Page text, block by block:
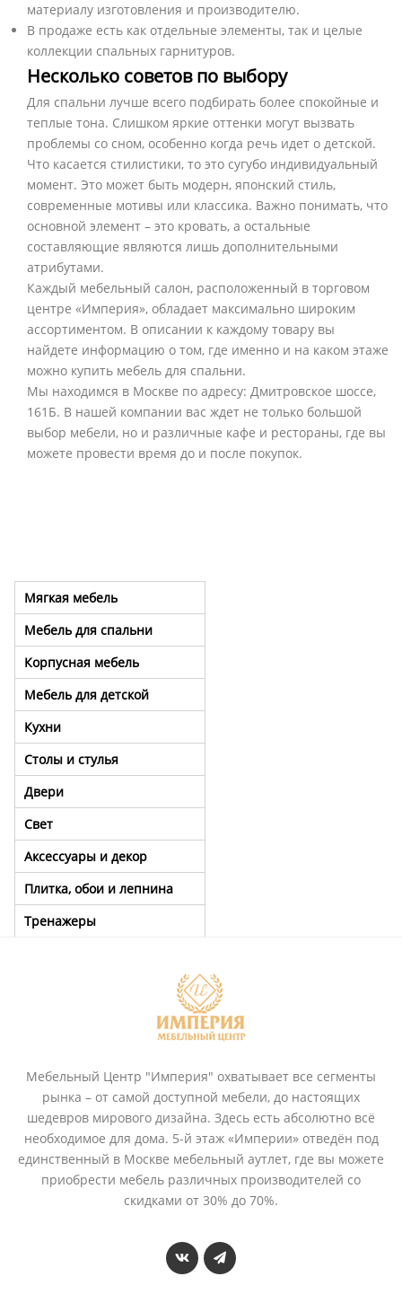
материалу изготовления и производителю.
В продаже есть как отдельные элементы, так и целые
коллекции спальных гарнитуров.
Несколько советов по выбору
Для спальни лучше всего подбирать более спокойные и
теплые тона. Слишком яркие оттенки могут вызвать
проблемы со сном, особенно когда речь идет о детской.
Что касается стилистики, то это сугубо индивидуальный
момент. Это может быть модерн, японский стиль,
современные мотивы или классика. Важно понимать, что
основной элемент – это кровать, а остальные
составляющие являются лишь дополнительными
атрибутами.
Каждый мебельный салон, расположенный в торговом
центре «Империя», обладает максимально широким
ассортиментом. В описании к каждому товару вы
найдете информацию о том, где именно и на каком этаже
можно купить мебель для спальни.
Мы находимся в Москве по адресу: Дмитровское шоссе,
161Б. В нашей компании вас ждет не только большой
выбор мебели, но и различные кафе и рестораны, где вы
можете провести время до и после покупок.
Мягкая мебель
Мебель для спальни
Корпусная мебель
Мебель для детской
Кухни
Столы и стулья
Двери
Свет
Аксессуары и декор
Плитка, обои и лепнина
Тренажеры
Мебельный Центр "Империя" охватывает все сегменты
рынка – от самой доступной мебели, до настоящих
шедевров мирового дизайна. Здесь есть абсолютно всё
необходимое для дома. 5-й этаж «Империи» отведён под
единственный в Москве мебельный аутлет, где вы можете
приобрести мебель различных производителей со
скидками от 30% до 70%.